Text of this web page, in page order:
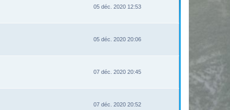
05 déc. 2020 12:53
05 déc. 2020 20:06
07 déc. 2020 20:45
07 déc. 2020 20:52